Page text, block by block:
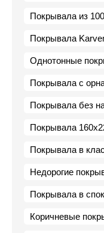
Покрывала из
Покрывала
Однотонные
Покрывала с
Покрывала без
Покрывала
Покрывала в
Недорогие
Покрывала в
Коричневые